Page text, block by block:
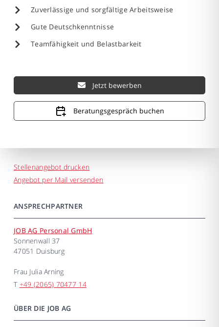
Zuverlässige und sorgfältige Arbeitsweise
Gute Deutschkenntnisse
Teamfähigkeit und Belastbarkeit
Jetzt bewerben
Beratungsgespräch buchen
Stellenangebot drucken
Angebot per Mail versenden
ANSPRECHPARTNER
JOB AG Personal GmbH
Sonnenwall 37
47051 Duisburg
Frau Julia Arning
T +49 (2065) 70477 14
ÜBER DIE JOB AG